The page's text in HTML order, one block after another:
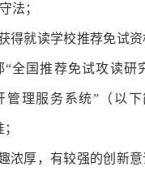
法；
得就读学校推荐免试
“全国推荐免试攻读研
管理服务系统”（以
浓厚，有较强的创新